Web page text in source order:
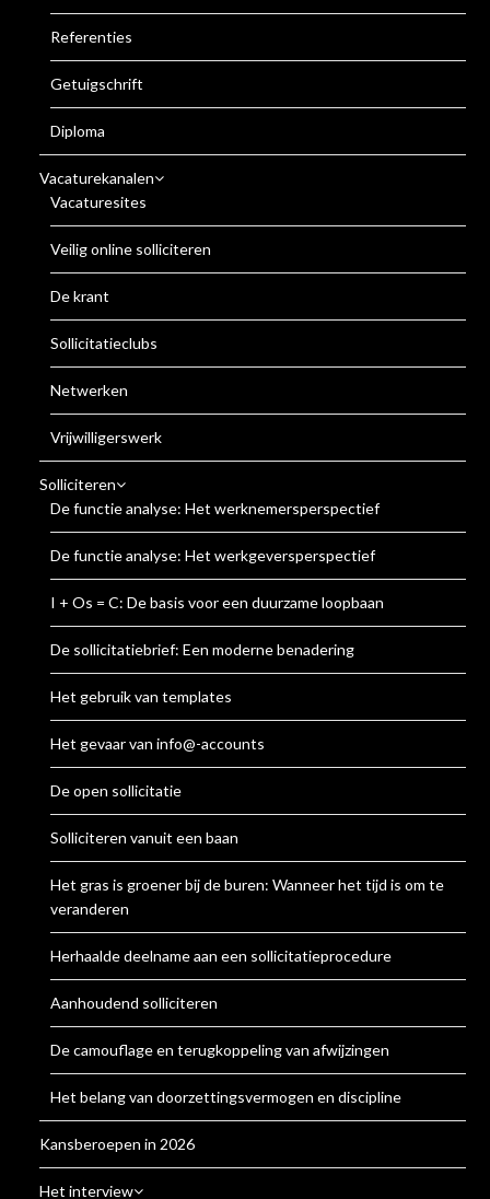
Referenties
Getuigschrift
Diploma
Vacaturekanalen
Vacaturesites
Veilig online solliciteren
De krant
Sollicitatieclubs
Netwerken
Vrijwilligerswerk
Solliciteren
De functie analyse: Het werknemersperspectief
De functie analyse: Het werkgeversperspectief
I + Os = C: De basis voor een duurzame loopbaan
De sollicitatiebrief: Een moderne benadering
Het gebruik van templates
Het gevaar van info@-accounts
De open sollicitatie
Solliciteren vanuit een baan
Het gras is groener bij de buren: Wanneer het tijd is om te
veranderen
Herhaalde deelname aan een sollicitatieprocedure
Aanhoudend solliciteren
De camouflage en terugkoppeling van afwijzingen
Het belang van doorzettingsvermogen en discipline
Kansberoepen in 2026
Het interview